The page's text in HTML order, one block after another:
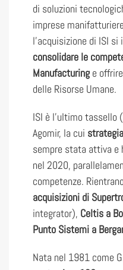
di soluzioni
imprese
l’acquisizione di ISI
consolidare le
Manufacturing e
delle Risorse Umane.
ISI è l’ultimo tassello
Agomir, la cui
sempre stata attiva e
nel 2020,
competenze.
acquisizioni di
integrator), Celtis a
Punto Sistemi a
Nata nel 1981 come